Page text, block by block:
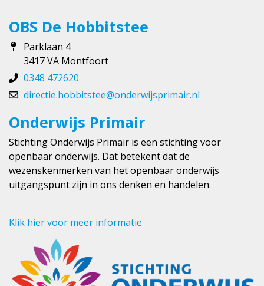
OBS De Hobbitstee
Parklaan 4
3417 VA Montfoort
0348 472620
directie.hobbitstee@onderwijsprimair.nl
Onderwijs Primair
Stichting Onderwijs Primair is een stichting voor
openbaar onderwijs. Dat betekent dat de
wezenskenmerken van het openbaar onderwijs
uitgangspunt zijn in ons denken en handelen.
Klik hier voor meer informatie